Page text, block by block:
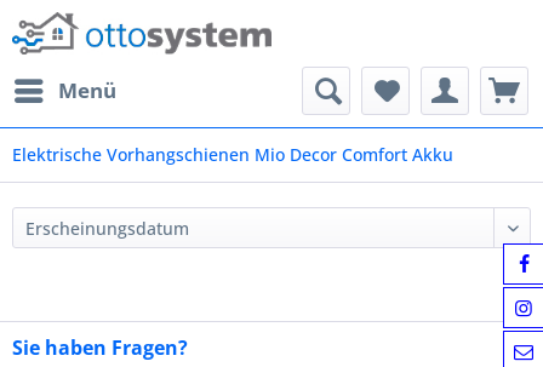
Menü
Elektrische Vorhangschienen Mio Decor Comfort Akku
Sie haben Fragen?